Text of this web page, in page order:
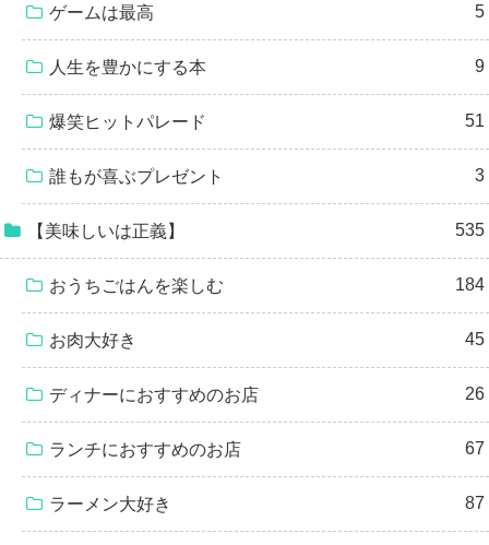
ゲームは最高 5
人生を豊かにする本 9
爆笑ヒットパレード 51
誰もが喜ぶプレゼント 3
【美味しいは正義】 535
おうちごはんを楽しむ 184
お肉大好き 45
ディナーにおすすめのお店 26
ランチにおすすめのお店 67
ラーメン大好き 87